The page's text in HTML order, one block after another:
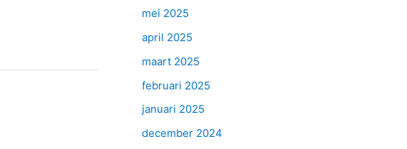
mei 2025
april 2025
maart 2025
februari 2025
januari 2025
december 2024